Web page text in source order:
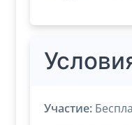
Участие: